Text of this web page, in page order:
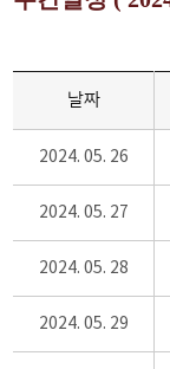
날짜
2024. 05. 26
2024. 05. 27
2024. 05. 28
2024. 05. 29